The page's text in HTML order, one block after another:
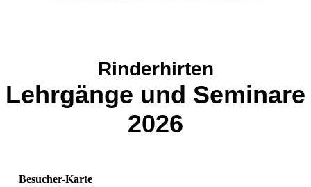
Rinderhirten
Lehrgänge und Seminare
2026
Besucher-Karte